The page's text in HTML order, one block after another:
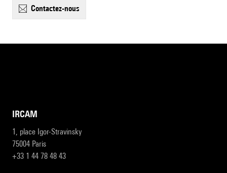
contactez-nous
IRCAM
1, place Igor-Stravinsky
75004 Paris
+33 1 44 78 48 43